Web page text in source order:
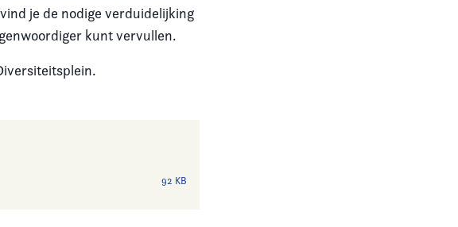
je de nodige verduidelijking
kunt vervullen.
92 KB